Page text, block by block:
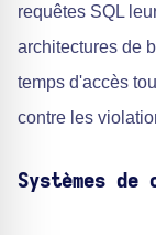
requêtes SQL
architectures de
temps d'accès
contre les
Systèmes